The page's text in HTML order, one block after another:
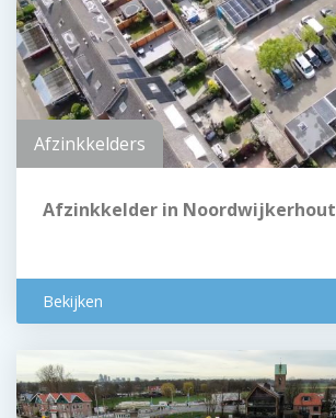
Afzinkkelders
Afzinkkelder in Noordwijkerhout
Bekijken